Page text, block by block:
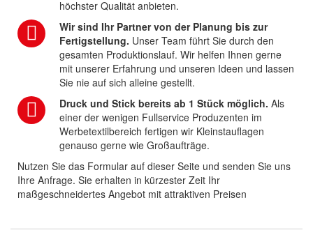
höchster Qualität anbieten.
Wir sind Ihr Partner von der Planung bis zur
Fertigstellung. Unser Team führt Sie durch den
gesamten Produktionslauf. Wir helfen Ihnen gerne
mit unserer Erfahrung und unseren Ideen und lassen
Sie nie auf sich alleine gestellt.
Druck und Stick bereits ab 1 Stück möglich. Als
einer der wenigen Fullservice Produzenten im
Werbetextilbereich fertigen wir Kleinstauflagen
genauso gerne wie Großaufträge.
Nutzen Sie das Formular auf dieser Seite und senden Sie uns
Ihre Anfrage. Sie erhalten in kürzester Zeit Ihr
maßgeschneidertes Angebot mit attraktiven Preisen